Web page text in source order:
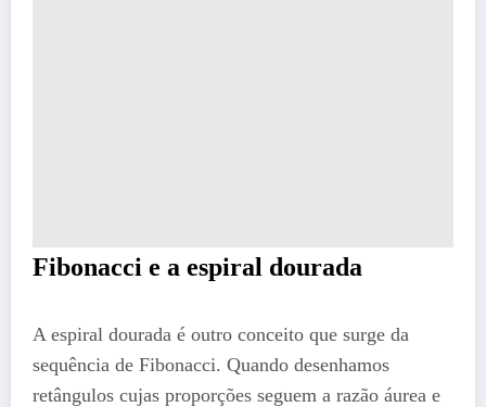
Fibonacci e a espiral dourada
A espiral dourada é outro conceito que surge da
sequência de Fibonacci. Quando desenhamos
retângulos cujas proporções seguem a razão áurea e